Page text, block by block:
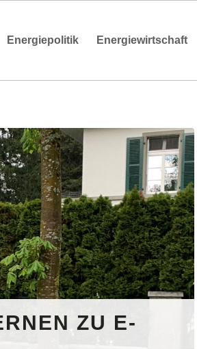
Energiepolitik Energiewirtschaft
ZU E-